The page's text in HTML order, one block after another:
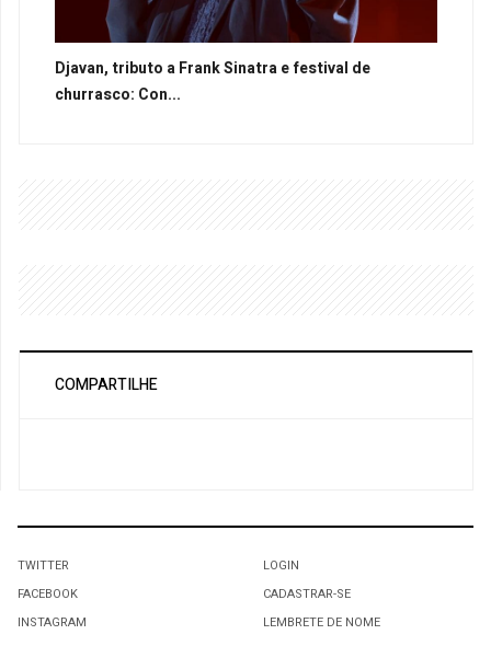
Djavan, tributo a Frank Sinatra e festival de
churrasco: Con...
COMPARTILHE
TWITTER
FACEBOOK
INSTAGRAM
LOGIN
CADASTRAR-SE
LEMBRETE DE NOME